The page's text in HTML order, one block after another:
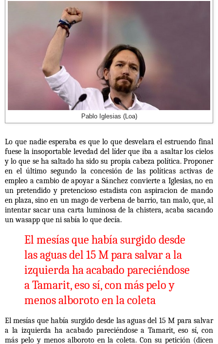
Pablo Iglesias (Loa)
Lo que nadie esperaba es que lo que desvelara el estruendo final
fuese la insoportable levedad del líder que iba a asaltar los cielos
y lo que se ha saltado ha sido su propia cabeza política. Proponer
en el último segundo la concesión de las políticas activas de
empleo a cambio de apoyar a Sánchez convierte a Iglesias, no en
un pretendido y pretencioso estadista con aspiracion de mando
en plaza, sino en un mago de verbena de barrio, tan malo, que, al
intentar sacar una carta luminosa de la chistera, acaba sacando
un wasapp que ni sabía lo que decía.
El mesías que había surgido desde
las aguas del 15 M para salvar a la
izquierda ha acabado pareciéndose
a Tamarit, eso sí, con más pelo y
menos alboroto en la coleta
El mesías que había surgido desde las aguas del 15 M para salvar
a la izquierda ha acabado pareciéndose a Tamarit, eso sí, con
más pelo y menos alboroto en la coleta. Con su petición (dicen